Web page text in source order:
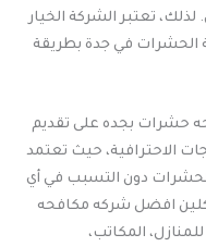
تعتبر الشركة الخيار
الحشرات في جدة بطريقة
حشرات بجده على تقديم
الاحترافية، حيث تعتمد
دون التسبب في أي
افضل شركه مكافحه
المكاتب،